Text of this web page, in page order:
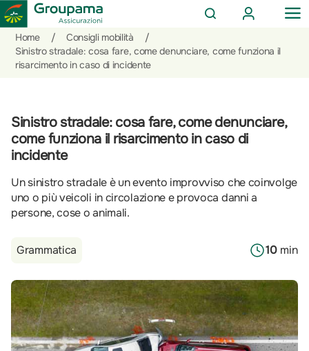
Salta
contenuto
prodotti
sezione
Privati
alle
azioni
CERCA
AREA
CLIENTI
Home
/ Consigli mobilità
/
Sinistro stradale: cosa fare, come denunciare, come funziona il
risarcimento in caso di incidente
Sinistro stradale: cosa fare, come denunciare,
come funziona il risarcimento in caso di
incidente
Un sinistro stradale è un evento improvviso che coinvolge
uno o più veicoli in circolazione e provoca danni a
persone, cose o animali.
Grammatica 10 min